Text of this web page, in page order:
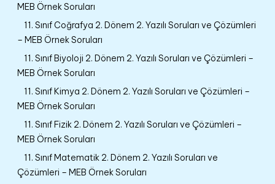
MEB Örnek Soruları
11. Sınıf Coğrafya 2. Dönem 2. Yazılı Soruları ve Çözümleri
– MEB Örnek Soruları
11. Sınıf Biyoloji 2. Dönem 2. Yazılı Soruları ve Çözümleri –
MEB Örnek Soruları
11. Sınıf Kimya 2. Dönem 2. Yazılı Soruları ve Çözümleri –
MEB Örnek Soruları
11. Sınıf Fizik 2. Dönem 2. Yazılı Soruları ve Çözümleri –
MEB Örnek Soruları
11. Sınıf Matematik 2. Dönem 2. Yazılı Soruları ve
Çözümleri – MEB Örnek Soruları